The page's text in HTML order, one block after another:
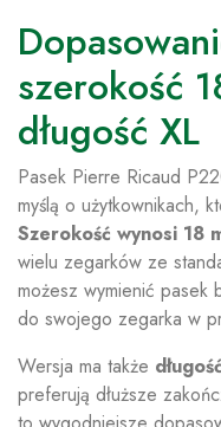
szerokość
długość XL
Pasek Pierre Ricaud
myślą o użytkownikach,
Szerokość wynosi 18
wielu zegarków ze
możesz wymienić pasek
do swojego zegarka w
Wersja ma także
preferują dłuższe